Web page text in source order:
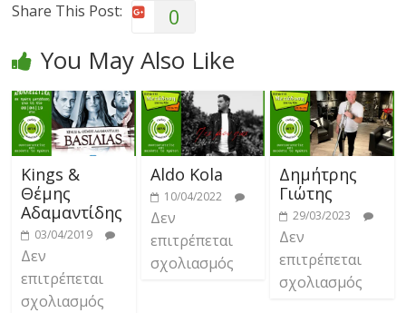
Share This Post: 0
You May Also Like
Kings &
Θέμης
Αδαμαντίδης
03/04/2019
Δεν
επιτρέπεται
σχολιασμός
Aldo Kola
10/04/2022
Δεν
επιτρέπεται
σχολιασμός
Δημήτρης
Γιώτης
29/03/2023
Δεν
επιτρέπεται
σχολιασμός